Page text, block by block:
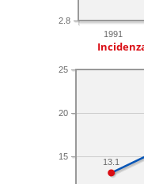
1991
2.8
15
20
25
13.1